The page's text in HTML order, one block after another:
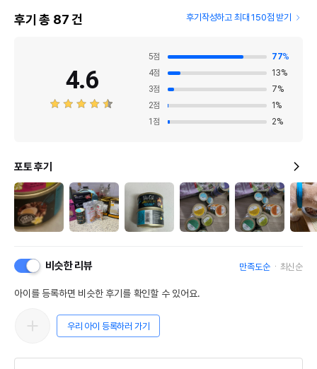
후기 총 87건 후기작성하고 최대 150점 받기
4.6
5점 77%
4점 13%
3점 7%
2점 1 %
1 점 2%
포토 후기
비슷한 리뷰 만족도순 최신순
아이를 등록하면 비슷한 후기를 확인할 수 있어요.
우리 아이 등록하러 가기